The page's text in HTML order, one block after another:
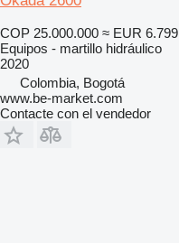
COP 25.000.000 ≈ EUR 6.799
Equipos - martillo hidráulico
2020
Colombia, Bogotá
www.be-market.com
Contacte con el vendedor